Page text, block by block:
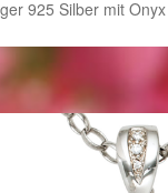
für
für
Schmuck
925 Silber mit